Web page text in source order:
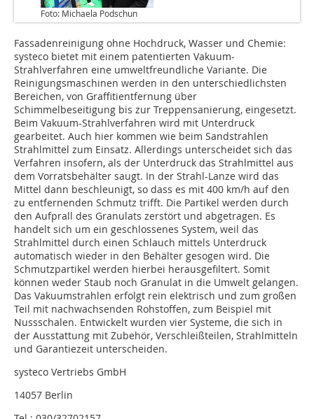
Foto: Michaela Podschun
Fassadenreinigung ohne Hochdruck, Wasser und Chemie:
systeco bietet mit einem patentierten Vakuum-
Strahlverfahren eine umweltfreundliche Variante. Die
Reinigungsmaschinen werden in den unterschiedlichsten
Bereichen, von Graffitientfernung über
Schimmelbeseitigung bis zur Treppensanierung, eingesetzt.
Beim Vakuum-Strahlverfahren wird mit Unterdruck
gearbeitet. Auch hier kommen wie beim Sandstrahlen
Strahlmittel zum Einsatz. Allerdings unterscheidet sich das
Verfahren insofern, als der Unterdruck das Strahlmittel aus
dem Vorratsbehälter saugt. In der Strahl-Lanze wird das
Mittel dann beschleunigt, so dass es mit 400 km/h auf den
zu entfernenden Schmutz trifft. Die Partikel werden durch
den Aufprall des Granulats zerstört und abgetragen. Es
handelt sich um ein geschlossenes System, weil das
Strahlmittel durch einen Schlauch mittels Unterdruck
automatisch wieder in den Behälter gesogen wird. Die
Schmutzpartikel werden hierbei herausgefiltert. Somit
können weder Staub noch Granulat in die Umwelt gelangen.
Das Vakuumstrahlen erfolgt rein elektrisch und zum großen
Teil mit nachwachsenden Rohstoffen, zum Beispiel mit
Nussschalen. Entwickelt wurden vier Systeme, die sich in
der Ausstattung mit Zubehör, Verschleißteilen, Strahlmitteln
und Garantiezeit unterscheiden.
systeco Vertriebs GmbH
14057 Berlin